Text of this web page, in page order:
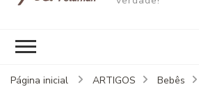
Página inicial ARTIGOS
Bebês